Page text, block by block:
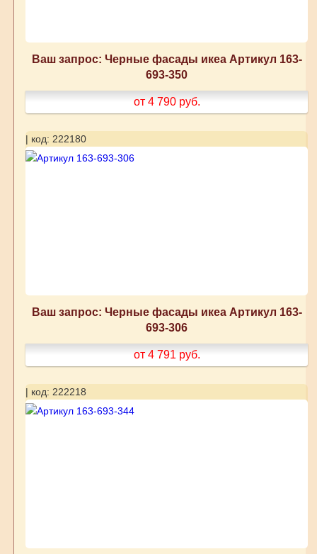
Ваш запрос: Черные фасады икеа Артикул 163-
693-350
от 4 790 руб.
| код: 222180
Ваш запрос: Черные фасады икеа Артикул 163-
693-306
от 4 791 руб.
| код: 222218